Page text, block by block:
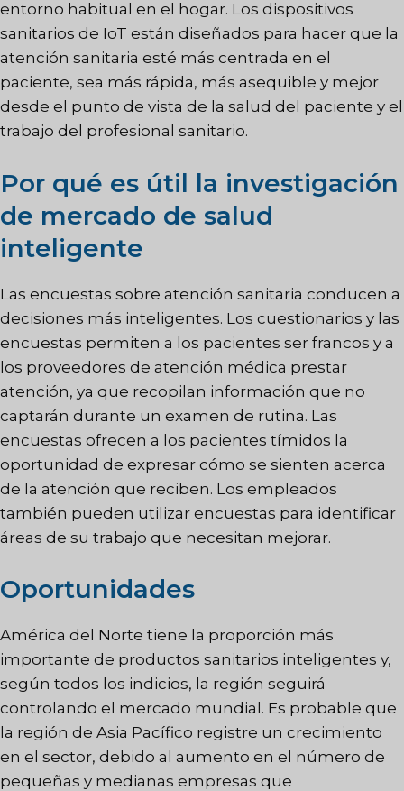
entorno habitual en el hogar. Los dispositivos
sanitarios de IoT están diseñados para hacer que la
atención sanitaria esté más centrada en el
paciente, sea más rápida, más asequible y mejor
desde el punto de vista de la salud del paciente y el
trabajo del profesional sanitario.
Por qué es útil la investigación
de mercado de salud
inteligente
Las encuestas sobre atención sanitaria conducen a
decisiones más inteligentes. Los cuestionarios y las
encuestas permiten a los pacientes ser francos y a
los proveedores de atención médica prestar
atención, ya que recopilan información que no
captarán durante un examen de rutina. Las
encuestas ofrecen a los pacientes tímidos la
oportunidad de expresar cómo se sienten acerca
de la atención que reciben. Los empleados
también pueden utilizar encuestas para identificar
áreas de su trabajo que necesitan mejorar.
Oportunidades
América del Norte tiene la proporción más
importante de productos sanitarios inteligentes y,
según todos los indicios, la región seguirá
controlando el mercado mundial. Es probable que
la región de Asia Pacífico registre un crecimiento
en el sector, debido al aumento en el número de
pequeñas y medianas empresas que